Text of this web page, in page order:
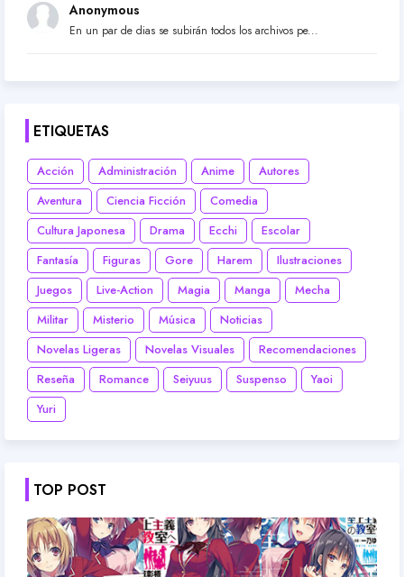
Anonymous
En un par de dias se subirán todos los archivos pe...
ETIQUETAS
Acción Administración Anime
Autores
Aventura
Ciencia Ficción
Comedia
Cultura Japonesa
Drama Ecchi
Escolar
Fantasía
Figuras Gore Harem
Ilustraciones
Juegos
Live-Action Magia Manga
Mecha
Militar
Misterio Música
Noticias
Novelas Ligeras
Novelas Visuales
Recomendaciones
Reseña
Romance Seiyuus Suspenso
Yaoi
Yuri
TOP POST